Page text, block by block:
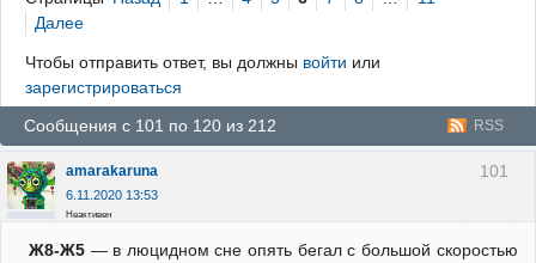
Вход
Далее
Чтобы отправить ответ, вы должны войти или
зарегистрироваться
RSS
Сообщения с 101 по 120 из 212
101
amarakaruna
6.11.2020 13:53
Неактивен
Ж8-Ж5— в люцидном сне опять бегал с большой скоростью